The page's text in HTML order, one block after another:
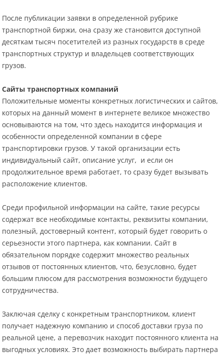
После публикации заявки в определенной рубрике
транспортной биржи, она сразу же становится доступной
десяткам тысяч посетителей из разных государств в среде
транспортных структур и владельцев соответствующих
грузов.
Сайты транспортных компаний
Положительные моменты конкретных логистических и сайтов,
которых на данный момент в интернете великое множество
основываются на том, что здесь находится информация и
особенности определенной компании в сфере
транспортировки грузов. У такой организации есть
индивидуальный сайт, описание услуг, и если он
продолжительное время работает, то сразу будет вызывать
расположение клиентов.
Среди профильной информации на сайте, такие ресурсы
содержат все необходимые контакты, реквизиты компании,
полезный, достоверный контент, который будет говорить о
серьезности этого партнера, как компании. Сайт в
обязательном порядке содержит множество реальных
отзывов от постоянных клиентов, что, безусловно, будет
большим плюсом для рассмотрения возможности будущего
сотрудничества.
Заключая сделку с конкретным транспортником, клиент
получает надежную компанию и способ доставки груза по
реальной цене, а перевозчик находит постоянного клиента на
выгодных условиях. Это дает возможность выбирать партнера